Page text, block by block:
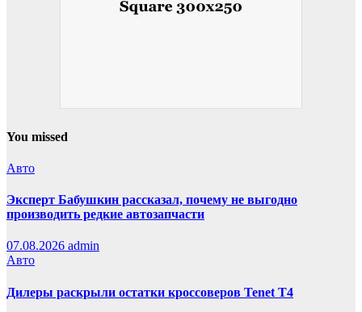
You missed
Авто
Эксперт Бабушкин рассказал, почему не выгодно
производить редкие автозапчасти
07.08.2026 admin
Авто
Дилеры раскрыли остатки кроссоверов Tenet T4